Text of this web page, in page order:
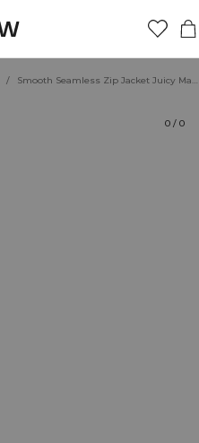
/ Smooth Seamless Zip Jacket Juicy Mauve
0 / 0